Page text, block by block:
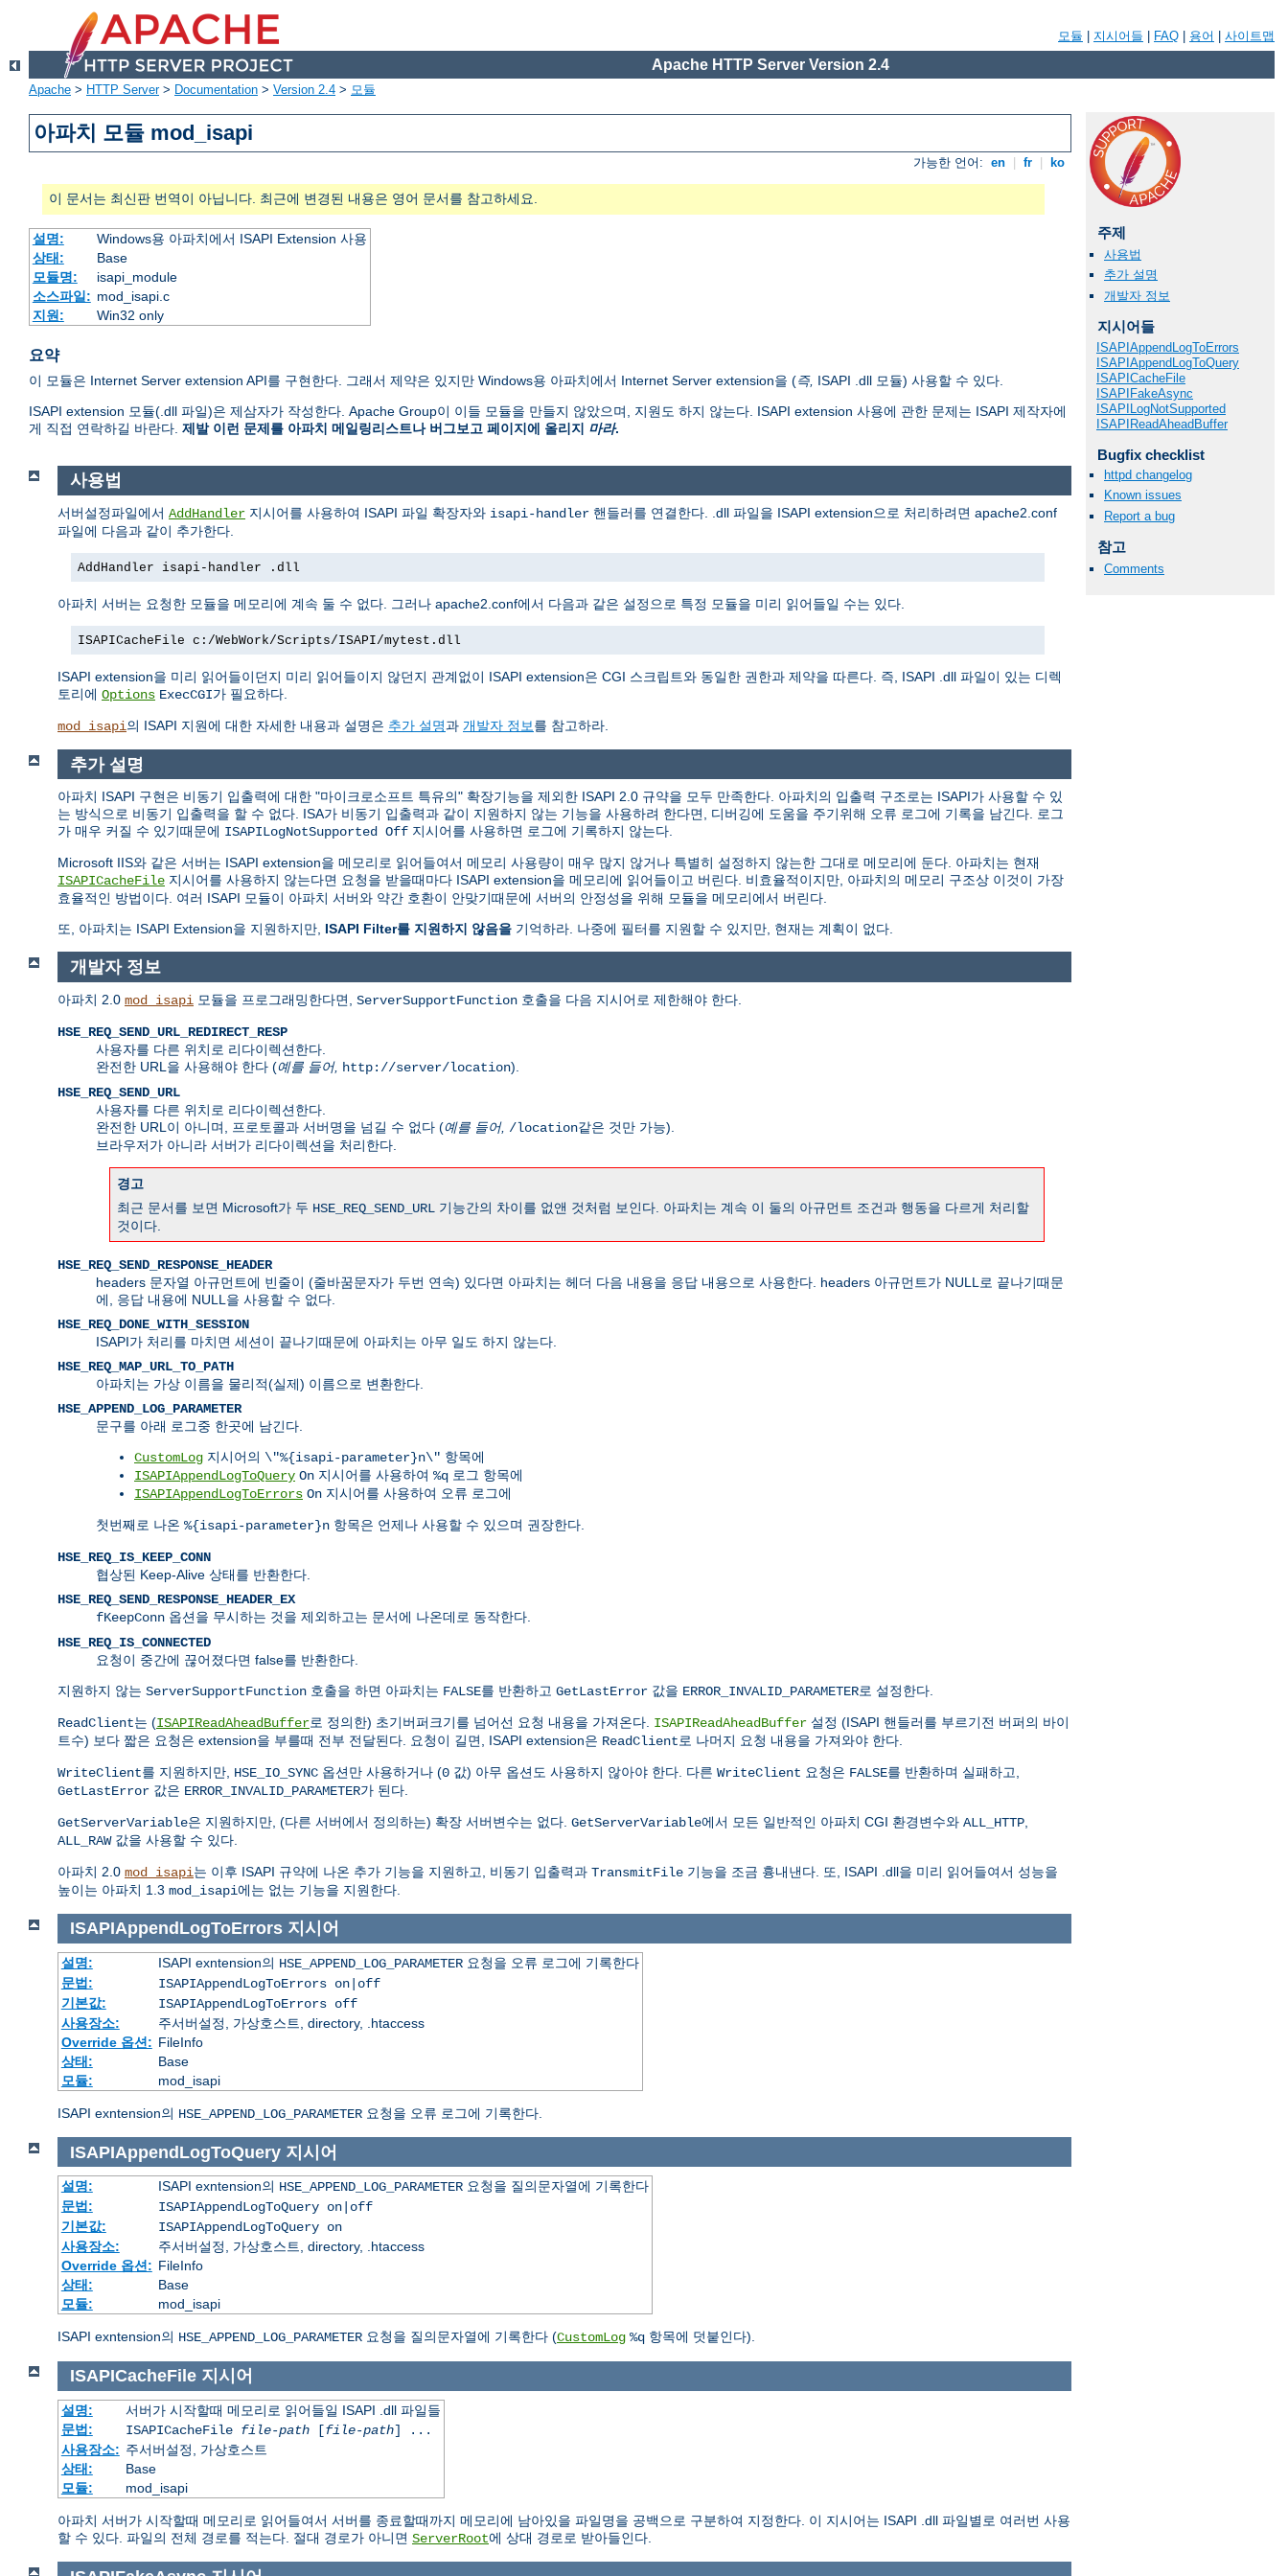
모듈 지시어들 FAQ 용어 사이트맵
Apache HTTP Server Version 2.4
Apache > HTTP Server> Documentation > Version 2.4 > 모듈
아파치 모듈 mod_isapi
가능한 언어: en fr ko
이 문서는 최신판 번역이 아닙니다. 최근에 변경된 내용은 영어 문서를 참고하세요.
설명:
Windows용 아파치에서 ISAPI Extension 사용
상태:
Base
모듈명:
isapi_module
소스파일: mod_isapi.c
지원:
Win32 only
요약
이 모듈은 Internet Server extension API를 구현한다. 그래서 제약은 있지만 Windows용 아파치에서 Internet Server extension을 (즉, ISAPI .dll 모듈) 사용할 수 있다.
ISAPI extension 모듈(.dll 파일)은 제삼자가 작성한다. Apache Group이 이들 모듈을 만들지 않았으며, 지원도 하지 않는다. ISAPI extension 사용에 관한 문제는 ISAPI 제작자에
게 직접 연락하길 바란다. 제발 이런 문제를 아파치 메일링리스트나 버그보고 페이지에 올리지 마라.
주제
사용법
추가 설명
개발자 정보
지시어들
ISAPIAppendLogToErrors
ISAPIAppendLogToQuery
ISAPICacheFile
ISAPIFakeAsync
ISAPILogNotSupported
ISAPIReadAheadBuffer
Bugfix checklist
httpd changelog
Known issues
Report a bug
참고
Comments
사용법
서버설정파일에서 AddHandler 지시어를 사용하여 ISAPI 파일 확장자와 isapi-handler 핸들러를 연결한다. .dll 파일을 ISAPI extension으로 처리하려면 apache2.conf
파일에 다음과 같이 추가한다.
AddHandler isapi-handler .dll
아파치 서버는 요청한 모듈을 메모리에 계속 둘 수 없다. 그러나 apache2.conf에서 다음과 같은 설정으로 특정 모듈을 미리 읽어들일 수는 있다.
ISAPICacheFile c:/WebWork/Scripts/ISAPI/mytest.dll
ISAPI extension을 미리 읽어들이던지 미리 읽어들이지 않던지 관계없이 ISAPI extension은 CGI 스크립트와 동일한 권한과 제약을 따른다. 즉, ISAPI .dll 파일이 있는 디렉
토리에 Options ExecCGI가 필요하다.
mod_isapi의 ISAPI 지원에 대한 자세한 내용과 설명은 추가 설명과 개발자 정보를 참고하라.
추가 설명
아파치 ISAPI 구현은 비동기 입출력에 대한 "마이크로소프트 특유의" 확장기능을 제외한 ISAPI 2.0 규약을 모두 만족한다. 아파치의 입출력 구조로는 ISAPI가 사용할 수 있
는 방식으로 비동기 입출력을 할 수 없다. ISA가 비동기 입출력과 같이 지원하지 않는 기능을 사용하려 한다면, 디버깅에 도움을 주기위해 오류 로그에 기록을 남긴다. 로그
가 매우 커질 수 있기때문에 ISAPILogNotSupported Off 지시어를 사용하면 로그에 기록하지 않는다.
Microsoft IIS와 같은 서버는 ISAPI extension을 메모리로 읽어들여서 메모리 사용량이 매우 많지 않거나 특별히 설정하지 않는한 그대로 메모리에 둔다. 아파치는 현재
ISAPICacheFile 지시어를 사용하지 않는다면 요청을 받을때마다 ISAPI extension을 메모리에 읽어들이고 버린다. 비효율적이지만, 아파치의 메모리 구조상 이것이 가장
효율적인 방법이다. 여러 ISAPI 모듈이 아파치 서버와 약간 호환이 안맞기때문에 서버의 안정성을 위해 모듈을 메모리에서 버린다.
또, 아파치는 ISAPI Extension을 지원하지만, ISAPI Filter를 지원하지 않음을 기억하라. 나중에 필터를 지원할 수 있지만, 현재는 계획이 없다.
개발자 정보
아파치 2.0 mod_isapi 모듈을 프로그래밍한다면, ServerSupportFunction 호출을 다음 지시어로 제한해야 한다.
HSE_REQ_SEND_URL_REDIRECT_RESP
사용자를 다른 위치로 리다이렉션한다.
완전한 URL을 사용해야 한다 (예를 들어, http://server/location).
HSE_REQ_SEND_URL
사용자를 다른 위치로 리다이렉션한다.
완전한 URL이 아니며, 프로토콜과 서버명을 넘길 수 없다 (예를 들어, /location같은 것만 가능).
브라우저가 아니라 서버가 리다이렉션을 처리한다.
경고
최근 문서를 보면 Microsoft가 두 HSE_REQ_SEND_URL 기능간의 차이를 없앤 것처럼 보인다. 아파치는 계속 이 둘의 아규먼트 조건과 행동을 다르게 처리할
것이다.
HSE_REQ_SEND_RESPONSE_HEADER
headers 문자열 아규먼트에 빈줄이 (줄바꿈문자가 두번 연속) 있다면 아파치는 헤더 다음 내용을 응답 내용으로 사용한다. headers 아규먼트가 NULL로 끝나기때문
에, 응답 내용에 NULL을 사용할 수 없다.
HSE_REQ_DONE_WITH_SESSION
ISAPI가 처리를 마치면 세션이 끝나기때문에 아파치는 아무 일도 하지 않는다.
HSE_REQ_MAP_URL_TO_PATH
아파치는 가상 이름을 물리적(실제) 이름으로 변환한다.
HSE_APPEND_LOG_PARAMETER
문구를 아래 로그중 한곳에 남긴다.
CustomLog 지시어의 \"%{isapi-parameter}n\" 항목에
ISAPIAppendLogToQuery On 지시어를 사용하여 %q 로그 항목에
ISAPIAppendLogToErrors On 지시어를 사용하여 오류 로그에
첫번째로 나온 %{isapi-parameter}n 항목은 언제나 사용할 수 있으며 권장한다.
HSE_REQ_IS_KEEP_CONN
협상된 Keep-Alive 상태를 반환한다.
HSE_REQ_SEND_RESPONSE_HEADER_EX
fKeepConn 옵션을 무시하는 것을 제외하고는 문서에 나온데로 동작한다.
HSE_REQ_IS_CONNECTED
요청이 중간에 끊어졌다면 false를 반환한다.
지원하지 않는 ServerSupportFunction 호출을 하면 아파치는 FALSE를 반환하고 GetLastError 값을 ERROR_INVALID_PARAMETER로 설정한다.
ReadClient는 (ISAPIReadAheadBuffer로 정의한) 초기버퍼크기를 넘어선 요청 내용을 가져온다. ISAPIReadAheadBuffer 설정 (ISAPI 핸들러를 부르기전 버퍼의 바이
트수) 보다 짧은 요청은 extension을 부를때 전부 전달된다. 요청이 길면, ISAPI extension은 ReadClient로 나머지 요청 내용을 가져와야 한다.
WriteClient를 지원하지만, HSE_IO_SYNC 옵션만 사용하거나 (0 값) 아무 옵션도 사용하지 않아야 한다. 다른 WriteClient 요청은 FALSE를 반환하며 실패하고,
GetLastError 값은 ERROR_INVALID_PARAMETER가 된다.
GetServerVariable은 지원하지만, (다른 서버에서 정의하는) 확장 서버변수는 없다. GetServerVariable에서 모든 일반적인 아파치 CGI 환경변수와 ALL_HTTP
ALL_RAW값을 사용할 수 있다.
아파치 2.0 mod_isapi는 이후 ISAPI 규약에 나온 추가 기능을 지원하고, 비동기 입출력과 TransmitFile 기능을 조금 흉내낸다. 또, ISAPI .dll을 미리 읽어들여서 성능을
높이는 아파치 1.3 mod_isapi에는 없는 기능을 지원한다.
ISAPIAppendLogToErrors 지시어
설명: ISAPI exntension의 HSE_APPEND_LOG_PARAMETER요청을 오류 로그에 기록한다
문법:
ISAPIAppendLogToErrors on|off
기본값:
ISAPIAppendLogToErrors off
사용장소:
주서버설정, 가상호스트, directory, .htaccess
Override 옵션: FileInfo
상태:
Base
모듈:
mod_isapi
ISAPI exntension의 HSE_APPEND_LOG_PARAMETER 요청을 오류 로그에 기록한다.
ISAPIAppendLogToQuery 지시어
설명: ISAPI exntension의 HSE_APPEND_LOG_PARAMETER요청을 질의문자열에 기록한다
문법:
ISAPIAppendLogToQuery on|off
기본값:
ISAPIAppendLogToQuery on
사용장소:
주서버설정, 가상호스트, directory, .htaccess
Override 옵션: FileInfo
상태:
Base
모듈:
mod_isapi
ISAPI exntension의 HSE_APPEND_LOG_PARAMETER 요청을 질의문자열에 기록한다 (CustomLog %q 항목에 덧붙인다).
ISAPICacheFile 지시어
설명:
서버가 시작할때 메모리로 읽어들일 ISAPI .dll 파일들
문법:
ISAPICacheFile file-path[file-path] ...
사용장소: 주서버설정, 가상호스트
상태:
Base
모듈:
mod_isapi
아파치 서버가 시작할때 메모리로 읽어들여서 서버를 종료할때까지 메모리에 남아있을 파일명을 공백으로 구분하여 지정한다. 이 지시어는 ISAPI .dll 파일별로 여러번 사용
할 수 있다. 파일의 전체 경로를 적는다. 절대 경로가 아니면 ServerRoot에 상대 경로로 받아들인다.